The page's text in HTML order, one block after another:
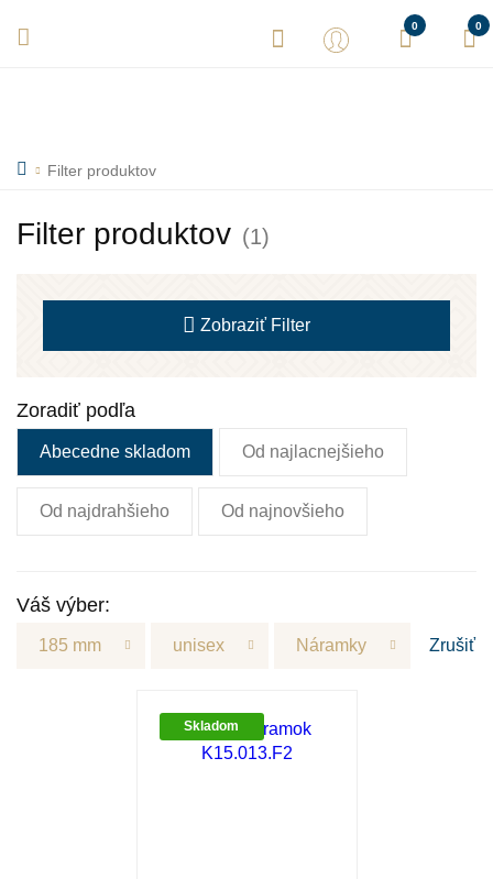
0 0
Filter produktov
Filter produktov (1)
Zobraziť Filter
Zoradiť podľa
Abecedne skladom Od najlacnejšieho
Od najdrahšieho Od najnovšieho
Váš výber:
185 mm unisex Náramky Zrušiť
Skladom